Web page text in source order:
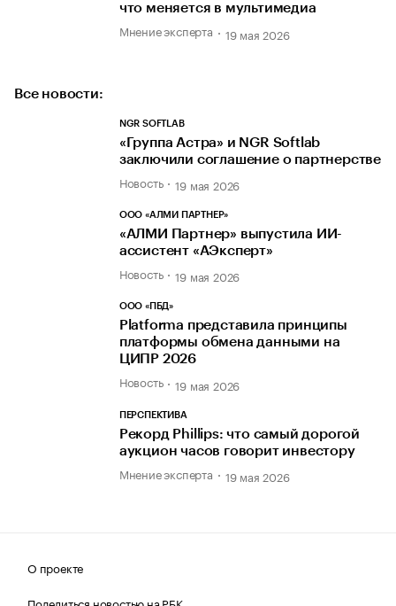
что меняется в мультимедиа
Мнение эксперта 19 мая 2026
Все новости:
NGR SOFTLAB
«Группа Астра» и NGR Softlab
заключили соглашение о партнерстве
Новость 19 мая 2026
ООО «АЛМИ ПАРТНЕР»
«АЛМИ Партнер» выпустила ИИ-
ассистент «АЭксперт»
Новость 19 мая 2026
ООО «ПБД»
Platforma представила принципы
платформы обмена данными на
ЦИПР 2026
Новость 19 мая 2026
ПЕРСПЕКТИВА
Рекорд Phillips: что самый дорогой
аукцион часов говорит инвестору
Мнение эксперта 19 мая 2026
О проекте